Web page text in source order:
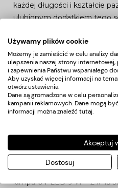
każdej długości i kształcie
ulubionym dodatkiem tego
STOSOWANIE
Na wcześniej utwardzoną
cienką warstwę kolorowego
utwardź go w lampie UV/
satysfakcjonującego efektu,
powtórzyć. Stylizację
CZAS UTWARDZANIA
lampa UV LED 6 W – 2 x 45
lampa UV LED 9 W – 2 x 45
Używamy plików cookie
Możemy je zamieścić w celu analizy
ulepszenia naszej strony
i zapewnienia Państwu wspaniałego
Aby uzyskać więcej informacji na
otwórz ustawienia.
Dane są gromadzone w celu
kampanii reklamowych. Dane mogą
informacji można znaleźć tutaj
Akceptuj
Dostosuj